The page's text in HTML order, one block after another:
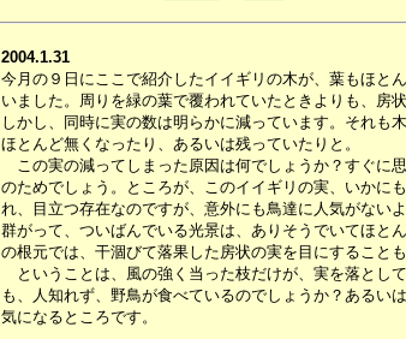
2004.1.31
今月の９日にここで紹介したイイギリの木が、葉もほと
いました。周りを緑の葉で覆われていたときよりも、房
しかし、同時に実の数は明らかに減っています。それも
ほとんど無くなったり、あるいは残っていたりと。
この実の減ってしまった原因は何でしょうか？すぐに
のためでしょう。ところが、このイイギリの実、いかに
れ、目立つ存在なのですが、意外にも鳥達に人気がない
群がって、ついばんでいる光景は、ありそうでいてほと
の根元では、干涸びて落果した房状の実を目にすることも
ということは、風の強く当った枝だけが、実を落とし
も、人知れず、野鳥が食べているのでしょうか？あるい
気になるところです。